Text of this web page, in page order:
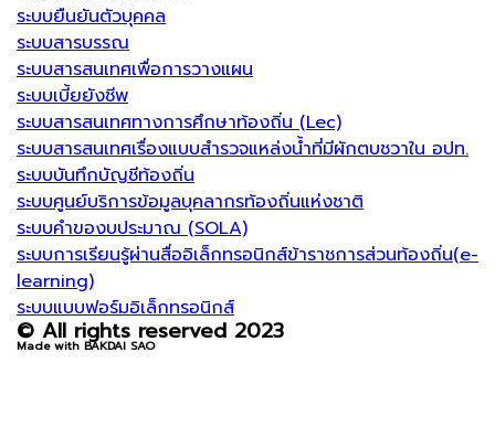
ระบบยืนยันตัวบุคคล
ระบบสารบรรณ
ระบบสารสนเทศเพื่อการวางแผน
ระบบเบี้ยยังชีพ
ระบบสารสนเทศทางการศึกษาท้องถิ่น (Lec)
ระบบสารสนเทศเรื่องแบบสำรวจแหล่งน้ำที่มีผักตบชวาใน อปท.
ระบบบันทึกบัญชีท้องถิ่น
ระบบศูนย์บริการข้อมูลบุคลากรท้องถิ่นแห่งชาติ
ระบบคำของบประมาณ (SOLA)
ระบบการเรียนรู้ผ่านสื่ออิเล็กทรอนิกส์ข้าราชการส่วนท้องถิ่น(e-
learning)
ระบบแบบฟอร์มอิเล็กทรอนิกส์
© All rights reserved 2023
Made with BAKDAI SAO